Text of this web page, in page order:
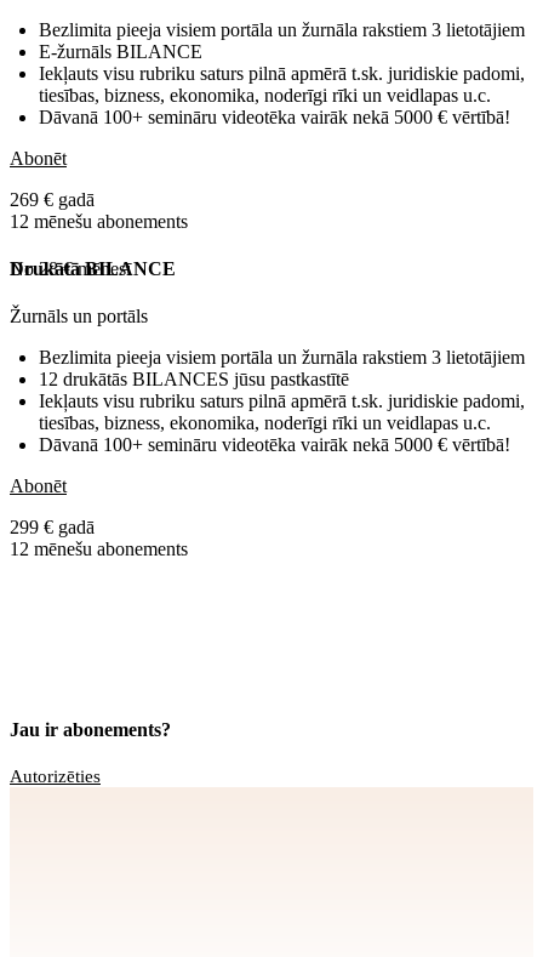
Bezlimita pieeja visiem portāla un žurnāla rakstiem 3 lietotājiem
E-žurnāls BILANCE
Iekļauts visu rubriku saturs pilnā apmērā t.sk. juridiskie padomi,
tiesības, bizness, ekonomika, noderīgi rīki un veidlapas u.c.
Dāvanā 100+ semināru videotēka vairāk nekā 5000 € vērtībā!
Abonēt
269 € gadā
12 mēnešu abonements
No 28 € mēnesī
Drukātā BILANCE
Žurnāls un portāls
Bezlimita pieeja visiem portāla un žurnāla rakstiem 3 lietotājiem
12 drukātās BILANCES jūsu pastkastītē
Iekļauts visu rubriku saturs pilnā apmērā t.sk. juridiskie padomi,
tiesības, bizness, ekonomika, noderīgi rīki un veidlapas u.c.
Dāvanā 100+ semināru videotēka vairāk nekā 5000 € vērtībā!
Abonēt
299 € gadā
12 mēnešu abonements
Jau ir abonements?
Autorizēties